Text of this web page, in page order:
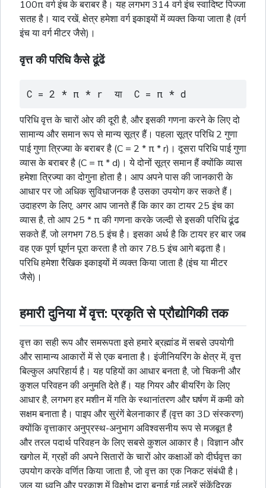
100πवर्गइंच के बराबर है। यह लगभग 314वर्गइंच स्वादिष्ट पिज्जा
सतह है। याद रखें, क्षेत्र हमेशावर्गइकाइयों में व्यक्त किया जाता है (वर्ग
इंच यावर्गमीटर जैसे)।
वृत्त की परिधि कैसे ढूंढें
C = 2 * π * r  या  C = π * d
परिधि वृत्त के चारों ओर की दूरी है, और इसकी गणना करने के लिए दो
सामान्य और समान रूप से मान्य सूत्र हैं। पहला सूत्र परिधि 2 गुणा
पाई गुणा त्रिज्या के बराबर है (C = 2 * π * r)। दूसरा परिधि पाई गुणा
व्यास के बराबर है (C = π * d)। ये दोनों सूत्र समान हैं क्योंकि व्यास
हमेशा त्रिज्या का दोगुना होता है। आप अपने पास की जानकारी के
आधार पर जो अधिक सुविधाजनक है उसका उपयोग कर सकते हैं।
उदाहरण के लिए, अगर आप जानते हैं कि कार का टायर 25 इंच का
व्यास है, तो आप 25 * π की गणना करके जल्दी से इसकी परिधि ढूंढ
सकते हैं, जो लगभग 78.5 इंच है। इसका अर्थ है कि टायर हर बार जब
वह एक पूर्ण घूर्णन पूरा करता है तो कार 78.5 इंच आगे बढ़ता है।
परिधि हमेशा रैखिक इकाइयों में व्यक्त किया जाता है (इंच या मीटर
जैसे)।
हमारी दुनिया में वृत्त: प्रकृति से प्रौद्योगिकी तक
वृत्त का सही रूप और समरूपता इसे हमारे ब्रह्मांड में सबसे उपयोगी
और सामान्य आकारों में से एक बनाता है। इंजीनियरिंग के क्षेत्र में, वृत्त
बिल्कुल अपरिहार्य है। यह पहियों का आधार बनता है, जो चिकनी और
कुशल परिवहन की अनुमति देते हैं। यह गियर और बीयरिंग के लिए
आधार है, लगभग हर मशीन में गति के स्थानांतरण और घर्षण में कमी को
सक्षम बनाता है। पाइप और सुरंगेंबेलनाकारहैं (वृत्त का 3D संस्करण)
क्योंकि वृत्ताकार अनुप्रस्थ-अनुभाग अविश्वसनीय रूप से मजबूत है
और तरल पदार्थ परिवहन के लिए सबसे कुशल आकार है। विज्ञान और
खगोल में, ग्रहों की अपने सितारों के चारों ओर कक्षाओं कोदीर्घवृत्तका
उपयोग करके वर्णित किया जाता है, जो वृत्त का एक निकट संबंधी है।